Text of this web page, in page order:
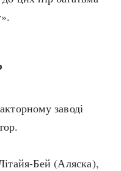
заводі
Бей (Аляска),